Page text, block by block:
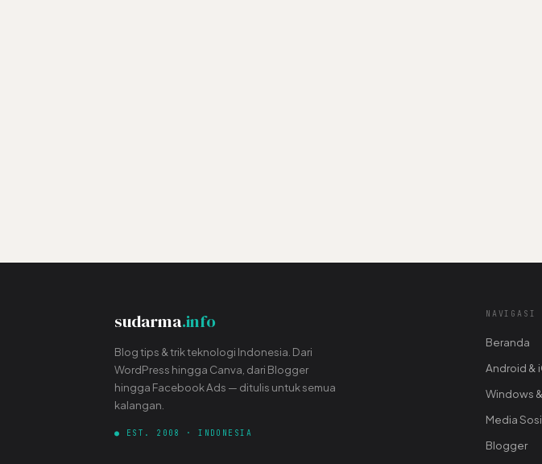
sudarma.info
Blog tips & trik teknologi Indonesia. Dari
WordPress hingga Canva, dari Blogger
hingga Facebook Ads — ditulis untuk semua
kalangan.
● EST. 2008 · INDONESIA
NAVIGASI
Beranda
Android &
Windows
Media
Blogger